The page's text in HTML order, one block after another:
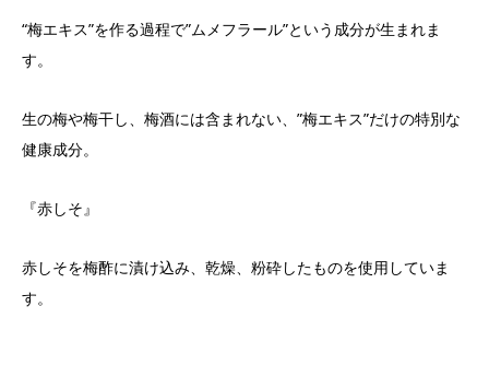
“梅エキス”を作る過程で”ムメフラール”という成分が生まれま
す。
生の梅や梅干し、梅酒には含まれない、”梅エキス”だけの特別な
健康成分。
『赤しそ』
赤しそを梅酢に漬け込み、乾燥、粉砕したものを使用していま
す。